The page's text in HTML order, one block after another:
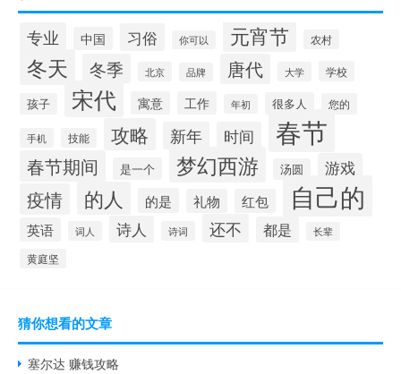
专业 中国 习俗 你可以 元宵节 农村
冬天 冬季 北京 品牌 唐代 大学 学校
孩子 宋代 寓意 工作 年初 很多人 您的
手机 技能 攻略 新年 时间 春节
春节期间 是一个 梦幻西游 汤圆 游戏
疫情 的人 的是 礼物 红包 自己的
英语 词人 诗人 诗词 还不 都是 长辈
黄庭坚
猜你想看的文章
塞尔达 赚钱攻略